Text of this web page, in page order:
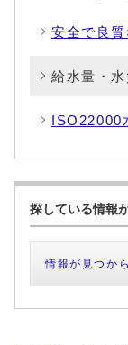
安全で良
給水量・水
ISO22000
探している情報
情報が見つか